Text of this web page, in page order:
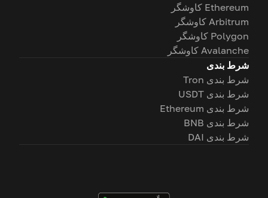
Ethereum کاوشگر
Arbitrum کاوشگر
Polygon کاوشگر
Avalanche کاوشگر
شرط بندی
شرط بندی Tron
شرط بندی USDT
شرط بندی Ethereum
شرط بندی BNB
شرط بندی DAI